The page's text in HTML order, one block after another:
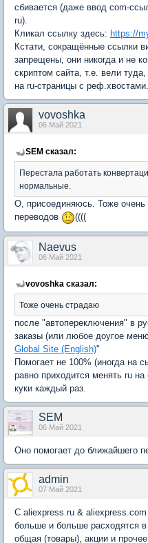
сбивается (даже ввод com-
ru).
Кликал ссылку здесь: https://
Кстати, сокращённые ссылки
запрещены, они никогда и не
скриптом сайта, т.е. вели
на ru-страницы с реф.хвостами.
vovoshka
06 Май 2021
SEM сказал:
Перестала работать
нормальные.
О, присоединяюсь. Тоже очень
переводов
((((
Naevus
06 Май 2021
vovoshka сказал:
Тоже очень страдаю
после "автопереключения" в
заказы (или любое доугое
Global Site (English)"
Помогает не 100% (иногда на
равно приходится менять ru
куки каждый раз.
SEM
06 Май 2021
Оно помогает до ближайшего
admin
07 Май 2021
C aliexpress.ru &
больше и больше расходятся в
общая (товары), акции и прочее